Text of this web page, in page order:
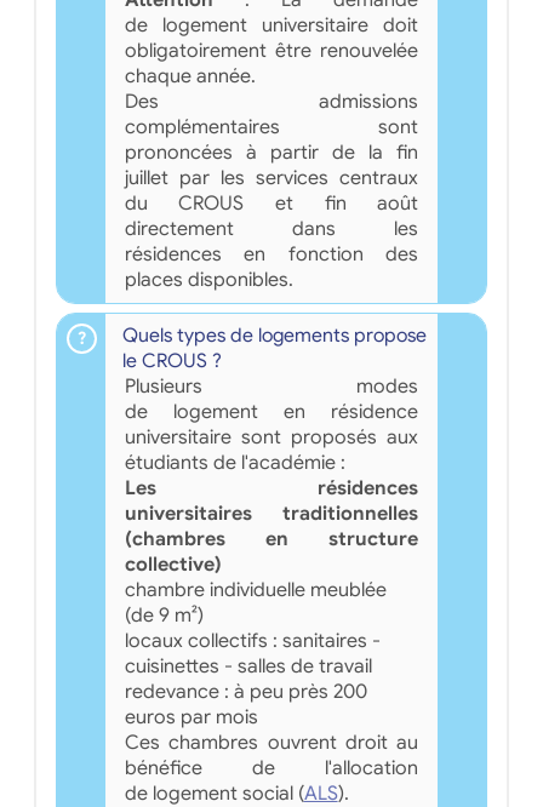
de logement universitaire doit
obligatoirement être renouvelée
chaque année.
Des admissions
complémentaires sont
prononcées à partir de la fin
juillet par les services centraux
du CROUS et fin août
directement dans les
résidences en fonction des
places disponibles.
Quels types de logements propose
le CROUS ?
Plusieurs modes
de logement en résidence
universitaire sont proposés aux
étudiants de l'académie :
Les résidences
universitaires traditionnelles
(chambres en structure
collective)
chambre individuelle meublée
(de 9 m²)
locaux collectifs : sanitaires -
cuisinettes - salles de travail
redevance : à peu près 200
euros par mois
Ces chambres ouvrent droit au
bénéfice de l'allocation
de logement social (ALS).